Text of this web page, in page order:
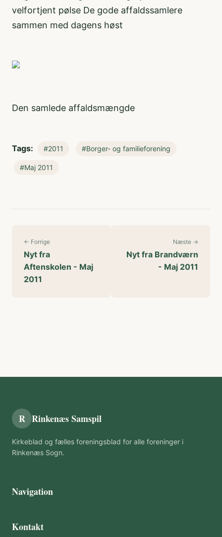
velfortjent pølse De gode affaldssamlere
sammen med dagens høst
Den samlede affaldsmængde
Tags: #2011 #Borger- og familieforening
#Maj 2011
← Forrige
Nyt fra
Aftenskolen - Maj
2011
Næste →
Nyt fra Brandværn
- Maj 2011
R Rinkenæs Samspil
Kirkeblad og fælles foreningsblad for alle foreninger i
Rinkenæs Sogn.
Navigation
Kontakt